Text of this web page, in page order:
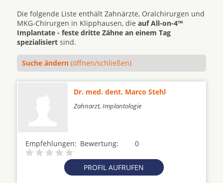
Die folgende Liste enthält Zahnärzte, Oralchirurgen und
MKG-Chirurgen in Klipphausen, die auf All-on-4™
Implantate - feste dritte Zähne an einem Tag
spezialisiert sind.
Suche ändern (öffnen/schließen)
Dr. med. dent. Marco Stehl
Zahnarzt, Implantologie
Empfehlungen: 0
Bewertung:
PROFIL AUFRUFEN